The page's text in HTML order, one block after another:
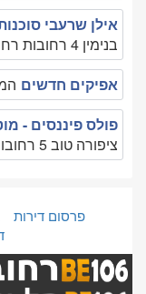
אילן שרעבי סוכנות
בנימין 4 רחובות רחובות , 08-9457908
אפיקים חדשים המנוף 8
פולס פיננסים -
ציפורה טוב 5 רחובות , 0526779549
פרסום דירות